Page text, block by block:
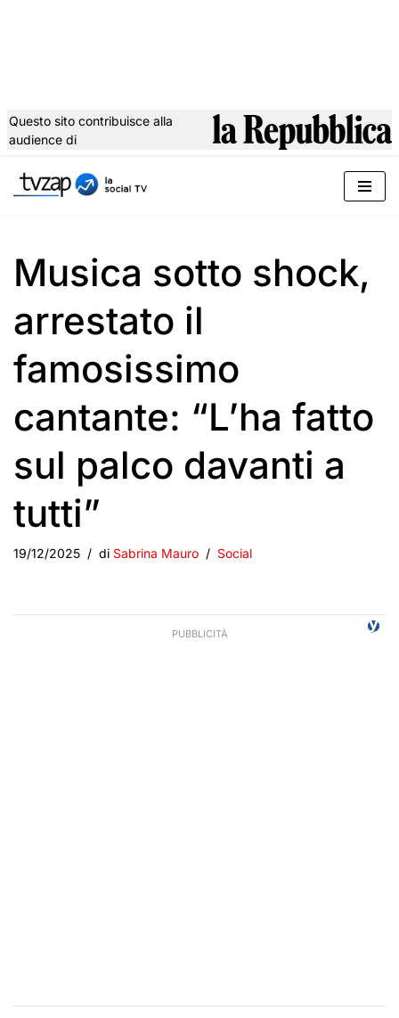
al
Questo sito contribuisce alla
audience di
Musica sotto shock,
arrestato il
famosissimo
cantante: “L’ha fatto
sul palco davanti a
tutti”
19/12/2025 di Sabrina Mauro Social